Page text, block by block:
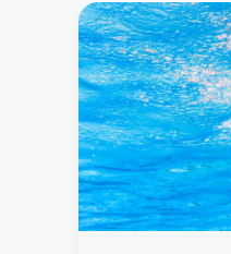
Tout
savoir
sur
l’otite
du
baigneur
pour
un